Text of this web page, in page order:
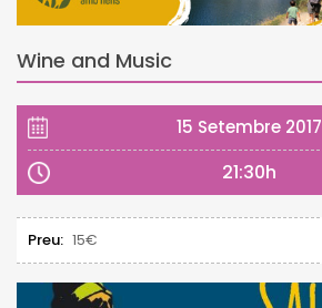
Wine and Music
15 Setembre 2017
21:30h
Preu: 15€